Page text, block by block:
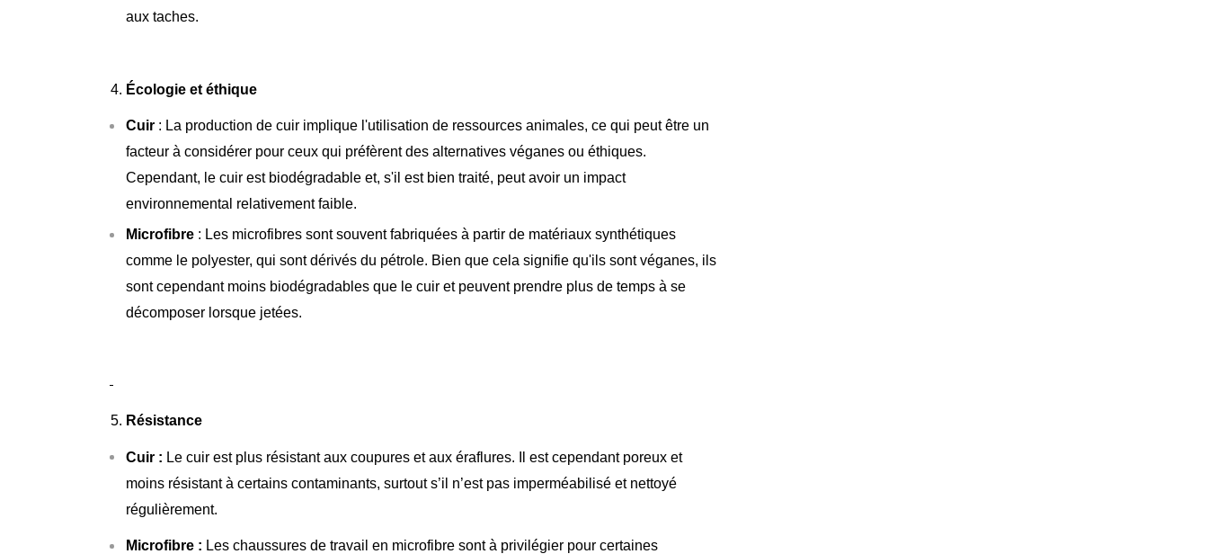
aux taches.
Écologie et éthique
Cuir : La production de cuir implique l'utilisation de ressources animales, ce qui peut être un
facteur à considérer pour ceux qui préfèrent des alternatives véganes ou éthiques.
Cependant, le cuir est biodégradable et, s'il est bien traité, peut avoir un impact
environnemental relativement faible.
Microfibre : Les microfibres sont souvent fabriquées à partir de matériaux synthétiques
comme le polyester, qui sont dérivés du pétrole. Bien que cela signifie qu'ils sont véganes, ils
sont cependant moins biodégradables que le cuir et peuvent prendre plus de temps à se
décomposer lorsque jetées.
Résistance
Cuir : Le cuir est plus résistant aux coupures et aux éraflures. Il est cependant poreux et
moins résistant à certains contaminants, surtout s’il n’est pas imperméabilisé et nettoyé
régulièrement.
Microfibre : Les chaussures de travail en microfibre sont à privilégier pour certaines